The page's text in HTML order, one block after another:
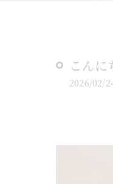
こんに
2026/02/